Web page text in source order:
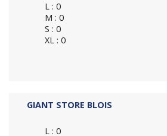
L : 0
M : 0
S : 0
XL : 0
GIANT STORE BLOIS
L : 0